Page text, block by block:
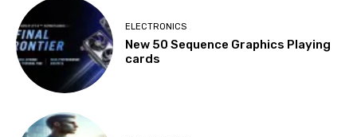
ELECTRONICS
New 50 Sequence Graphics Playing
cards